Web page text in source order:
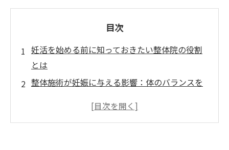
目次
妊活を始める前に知っておきたい整体院の役割
とは
整体施術が妊娠に与える影響：体のバランスを
個々の体調に応じた施術がもたらす妊活効果の